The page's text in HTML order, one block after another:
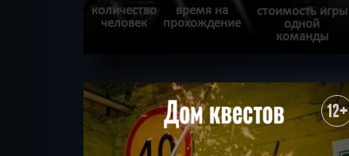
количество
человек
время на
прохождение
стоимость игры
одной
команды
ХОЧУ ПРОЙТИ | КВЕСТ ПРОЙДЕН 12+